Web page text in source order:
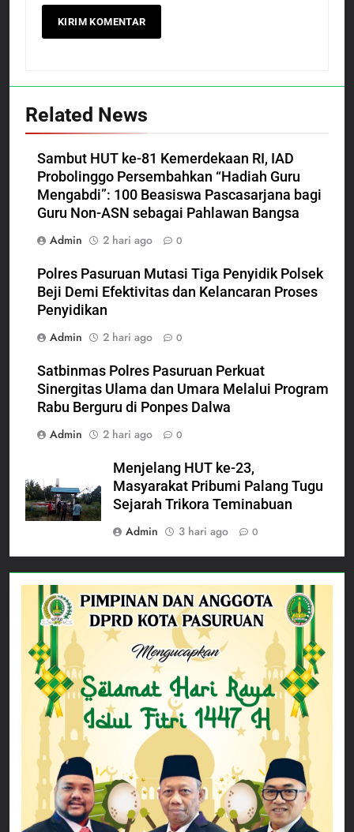
Related News
Sambut HUT ke-81 Kemerdekaan RI, IAD
Probolinggo Persembahkan “Hadiah Guru
Mengabdi”: 100 Beasiswa Pascasarjana bagi
Guru Non-ASN sebagai Pahlawan Bangsa
Admin
2 hari ago 0
Polres Pasuruan Mutasi Tiga Penyidik Polsek
Beji Demi Efektivitas dan Kelancaran Proses
Penyidikan
Admin
2 hari ago 0
Satbinmas Polres Pasuruan Perkuat
Sinergitas Ulama dan Umara Melalui Program
Rabu Berguru di Ponpes Dalwa
Admin
2 hari ago 0
Menjelang HUT ke-23,
Masyarakat Pribumi Palang Tugu
Sejarah Trikora Teminabuan
Admin
3 hari ago 0